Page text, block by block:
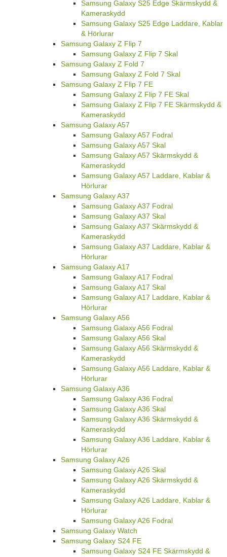
Samsung Galaxy S25 Edge Skärmskydd &
Kameraskydd
Samsung Galaxy S25 Edge Laddare, Kablar
& Hörlurar
Samsung Galaxy Z Flip 7
Samsung Galaxy Z Flip 7 Skal
Samsung Galaxy Z Fold 7
Samsung Galaxy Z Fold 7 Skal
Samsung Galaxy Z Flip 7 FE
Samsung Galaxy Z Flip 7 FE Skal
Samsung Galaxy Z Flip 7 FE Skärmskydd &
Kameraskydd
Samsung Galaxy A57
Samsung Galaxy A57 Fodral
Samsung Galaxy A57 Skal
Samsung Galaxy A57 Skärmskydd &
Kameraskydd
Samsung Galaxy A57 Laddare, Kablar &
Hörlurar
Samsung Galaxy A37
Samsung Galaxy A37 Fodral
Samsung Galaxy A37 Skal
Samsung Galaxy A37 Skärmskydd &
Kameraskydd
Samsung Galaxy A37 Laddare, Kablar &
Hörlurar
Samsung Galaxy A17
Samsung Galaxy A17 Fodral
Samsung Galaxy A17 Skal
Samsung Galaxy A17 Laddare, Kablar &
Hörlurar
Samsung Galaxy A56
Samsung Galaxy A56 Fodral
Samsung Galaxy A56 Skal
Samsung Galaxy A56 Skärmskydd &
Kameraskydd
Samsung Galaxy A56 Laddare, Kablar &
Hörlurar
Samsung Galaxy A36
Samsung Galaxy A36 Fodral
Samsung Galaxy A36 Skal
Samsung Galaxy A36 Skärmskydd &
Kameraskydd
Samsung Galaxy A36 Laddare, Kablar &
Hörlurar
Samsung Galaxy A26
Samsung Galaxy A26 Skal
Samsung Galaxy A26 Skärmskydd &
Kameraskydd
Samsung Galaxy A26 Laddare, Kablar &
Hörlurar
Samsung Galaxy A26 Fodral
Samsung Galaxy Watch
Samsung Galaxy S24 FE
Samsung Galaxy S24 FE Skärmskydd &